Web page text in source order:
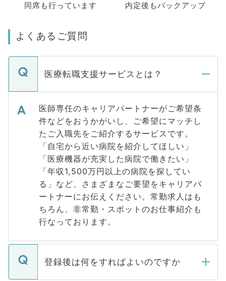
同席も行っています
内定後もバックアップ
よくあるご質問
医療転職支援サービスとは？
医師専任のキャリアパートナーがご希望条
件などをおうかがいし、ご希望にマッチし
たご入職先をご紹介するサービスです。
「自宅から近い病院を紹介してほしい」
「医療機器が充実した病院で働きたい」
「年収1,500万円以上の病院を探してい
る」など、さまざまなご要望をキャリアパ
ートナーにお伝えください。常勤求人はも
ちろん、非常勤・スポットのお仕事紹介も
行なっております。
登録後は何をすればよいのですか